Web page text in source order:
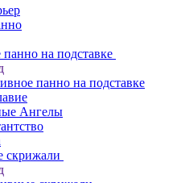
панно на подставке
панно на подставке
Ангелы
скрижали